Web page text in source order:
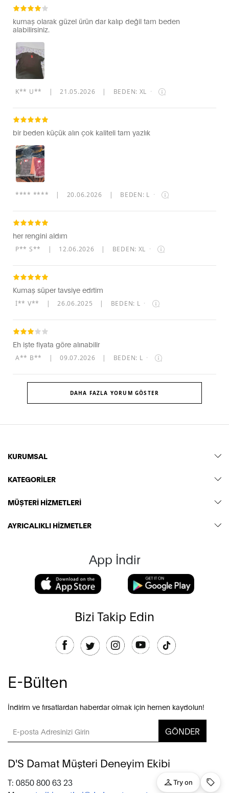
kumaş olarak güzel ürün dar kalıp değil tam beden
alabilirsiniz.
K** U** | 21.05.2026 | BEDEN: XL ·
bir beden küçük alın çok kaliteli tam yazlık
**** **** | 20.06.2026 | BEDEN: L ·
her rengini aldım
P** S** | 12.06.2026 | BEDEN: XL ·
Kumaş süper tavsiye edrtim
İ** V** | 26.06.2025 | BEDEN: L ·
Eh işte fiyata göre alınabilir
A** B** | 09.07.2026 | BEDEN: L ·
DAHA FAZLA YORUM GÖSTER
KURUMSAL
KATEGORİLER
MÜŞTERİ HİZMETLERİ
AYRICALIKLI HİZMETLER
App İndir
Bizi Takip Edin
E-Bülten
İndirim ve fırsatlardan haberdar olmak için hemen kaydolun!
GÖNDER
D'S Damat Müşteri Deneyim Ekibi
T: 0850 800 63 23